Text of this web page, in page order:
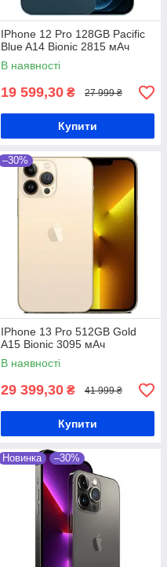
IPhone 12 Pro 128GB Pacific
Blue A14 Bionic 2815 мАч
В наявності
19 599,30 ₴ 27 999 ₴
Купити
–30%
IPhone 13 Pro 512GB Gold
A15 Bionic 3095 мАч
В наявності
29 399,30 ₴ 41 999 ₴
Купити
Новинка –30%